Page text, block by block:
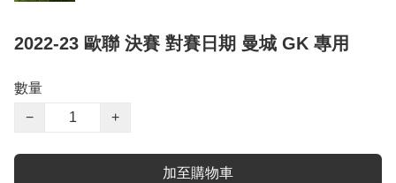
2022-23 歐聯 決賽 對賽日期 曼城 GK 專用
數量
−
+
加至購物車